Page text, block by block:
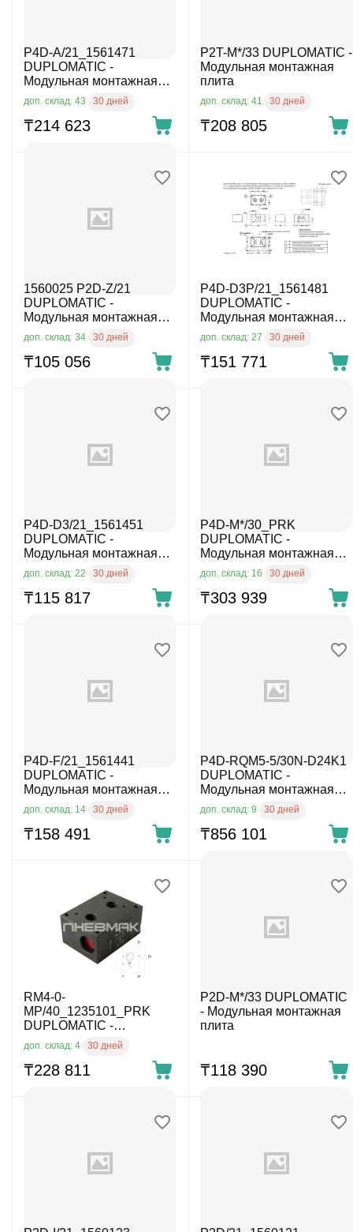
P4D-A/21_1561471
DUPLOMATIC -
Модульная монтажная
доп. склад: 43 30 дней
₸214 623
P2T-M*/33 DUPLOMATIC -
Модульная монтажная
плита
доп. склад: 41 30 дней
₸208 805
1560025 P2D-Z/21
DUPLOMATIC -
Модульная монтажная
доп. склад: 34 30 дней
₸105 056
P4D-D3P/21_1561481
DUPLOMATIC -
Модульная монтажная
доп. склад: 27 30 дней
₸151 771
P4D-D3/21_1561451
DUPLOMATIC -
Модульная монтажная
доп. склад: 22 30 дней
₸115 817
P4D-M*/30_PRK
DUPLOMATIC -
Модульная монтажная
доп. склад: 16 30 дней
₸303 939
P4D-F/21_1561441
DUPLOMATIC -
Модульная монтажная
доп. склад: 14 30 дней
₸158 491
P4D-RQM5-5/30N-D24K1
DUPLOMATIC -
Модульная монтажная
доп. склад: 9 30 дней
₸856 101
RM4-0-
MP/40_1235101_PRK
DUPLOMATIC -
Модульная монтажная
плита
доп. склад: 4 30 дней
₸228 811
P2D-M*/33 DUPLOMATIC
- Модульная монтажная
плита
₸118 390